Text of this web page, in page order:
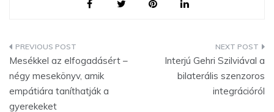
Bejegyzés
navigáció
Mesékkel az elfogadásért –
négy mesekönyv, amik
empátiára taníthatják a
gyerekeket
Interjú Gehri Szilviával a
bilaterális szenzoros
integrációról